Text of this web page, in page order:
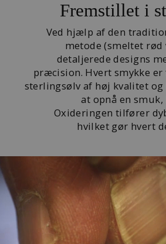
Fremstillet i
Ved hjælp af den
metode (smeltet rød
detaljerede designs
præcision. Hvert smykke
sterlingsølv af høj kvalitet
at opnå en
Oxideringen tilfører
hvilket gør hvert